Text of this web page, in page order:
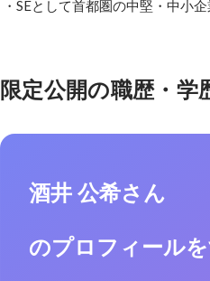
・SEとして首都圏の中堅・中小
限定公開の職歴・学
酒井 公希さん
のプロフィール